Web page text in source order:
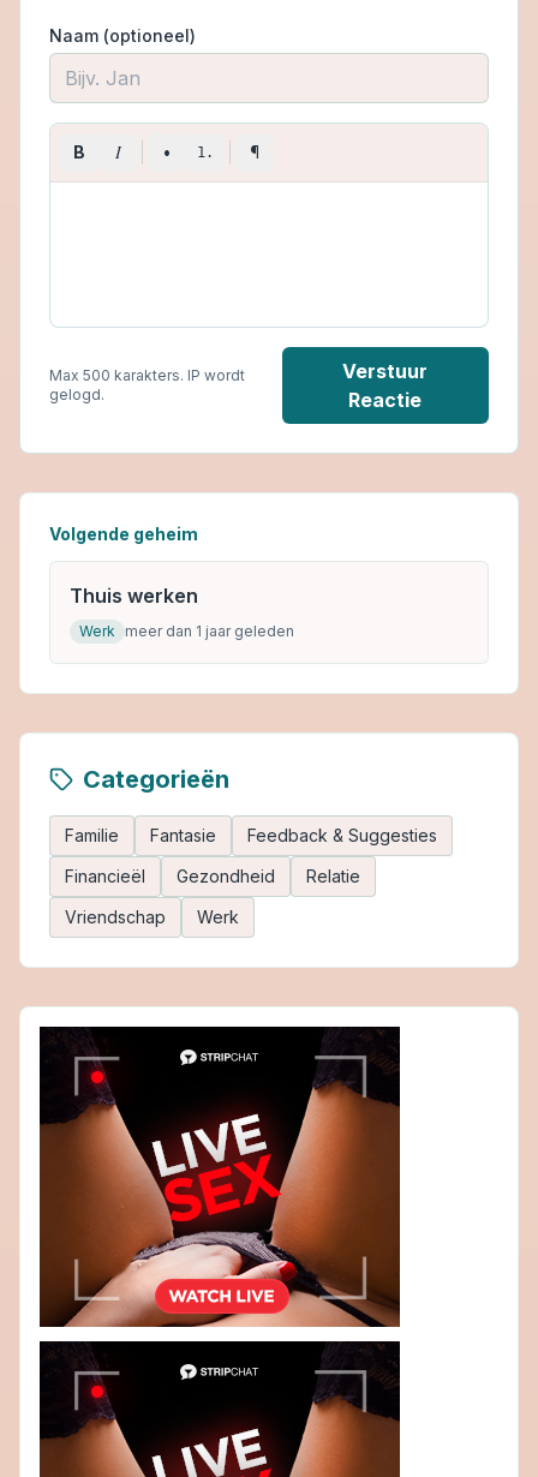
Naam (optioneel)
B I • 1. ¶
Max 500 karakters. IP wordt
gelogd.
Verstuur
Reactie
Volgende geheim
Thuis werken
Werk meer dan 1 jaar geleden
Categorieën
Familie Fantasie
Feedback & Suggesties
Financieël
Gezondheid
Relatie
Vriendschap
Werk